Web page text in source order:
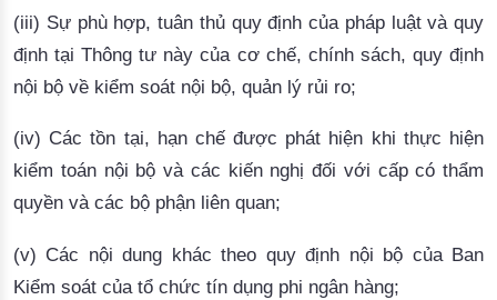
(iii) Sự phù hợp, tuân thủ quy định của pháp luật và quy
định tại Thông tư này của cơ chế, chính sách, quy định
nội bộ về kiểm soát nội bộ, quản lý rủi ro;
(iv) Các tồn tại, hạn chế được phát hiện khi thực hiện
kiểm toán nội bộ và các kiến nghị đối với cấp có thẩm
quyền và các bộ phận liên quan;
(v) Các nội dung khác theo quy định nội bộ của Ban
Kiểm soát của tổ chức tín dụng phi ngân hàng;